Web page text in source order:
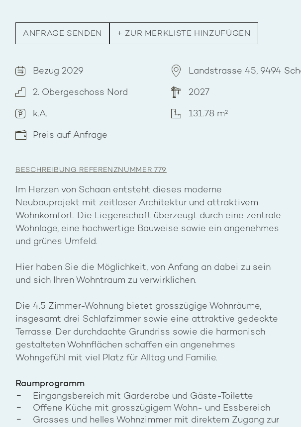
ANFRAGE SENDEN + ZUR MERKLISTE HINZUFÜGEN
Bezug 2029 Landstrasse 45, 9494
2. Obergeschoss Nord 2027
k.A. 131.78 m²
Preis auf Anfrage
BESCHREIBUNG REFERENZNUMMER 779
Im Herzen von Schaan entsteht dieses moderne
Neubauprojekt mit zeitloser Architektur und attraktivem
Wohnkomfort. Die Liegenschaft überzeugt durch eine zentrale
Wohnlage, eine hochwertige Bauweise sowie ein angenehmes
und grünes Umfeld.
Hier haben Sie die Möglichkeit, von Anfang an dabei zu sein
und sich Ihren Wohntraum zu verwirklichen.
Die 4.5 Zimmer-Wohnung bietet grosszügige Wohnräume,
insgesamt drei Schlafzimmer sowie eine attraktive gedeckte
Terrasse. Der durchdachte Grundriss sowie die harmonisch
gestalteten Wohnflächen schaffen ein angenehmes
Wohngefühl mit viel Platz für Alltag und Familie.
Raumprogramm
Eingangsbereich mit Garderobe und Gäste-Toilette
Offene Küche mit grosszügigem Wohn- und Essbereich
Grosses und helles Wohnzimmer mit direktem Zugang zur